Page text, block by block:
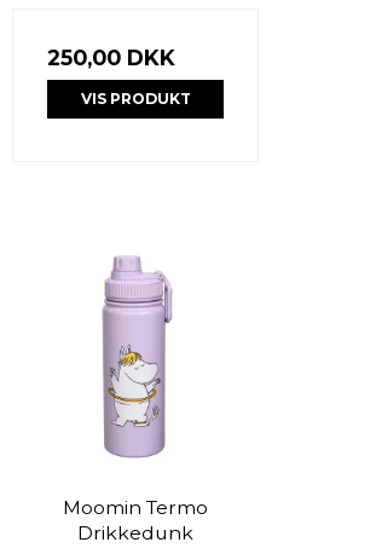
250,00 DKK
VIS PRODUKT
Moomin Termo
Drikkedunk